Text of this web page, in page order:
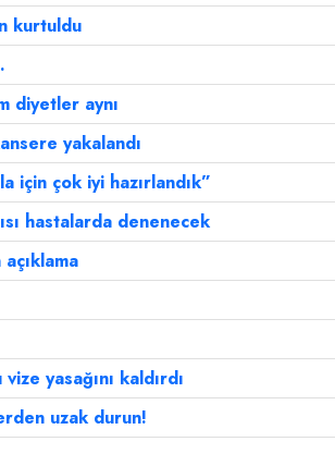
kurtuldu
diyetler aynı
yakalandı
için çok iyi hazırlandık”
hastalarda denenecek
yasağını kaldırdı
uzak durun!